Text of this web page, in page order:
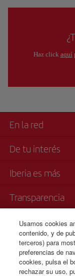
Haz click aquí
En la red
De tu interés
Iberia es más
Transparencia
Venta telefónica
+212
Casablanca
Lunes a domingo
00:00 - 24:00 horas
Usamos cookies
contenido, y de
terceros) para
preferencias de
cookies, pulsa el
rechazar su uso,